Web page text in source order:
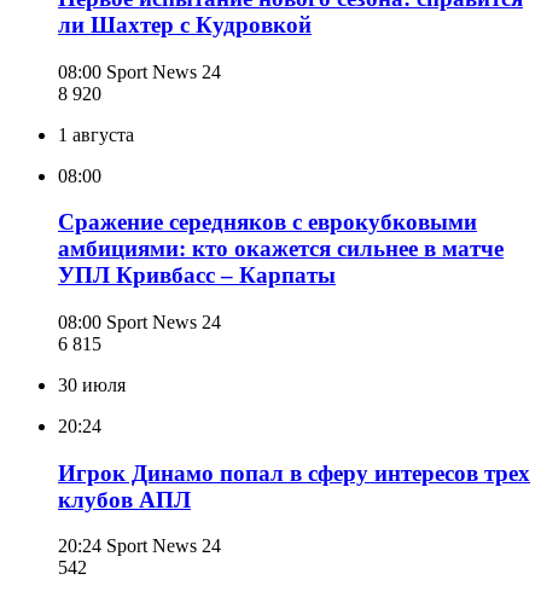
ли Шахтер с Кудровкой
08:00 Sport News 24
8 920
1 августа
08:00
Сражение середняков с еврокубковыми
амбициями: кто окажется сильнее в матче
УПЛ Кривбасс – Карпаты
08:00 Sport News 24
6 815
30 июля
20:24
Игрок Динамо попал в сферу интересов трех
клубов АПЛ
20:24 Sport News 24
542